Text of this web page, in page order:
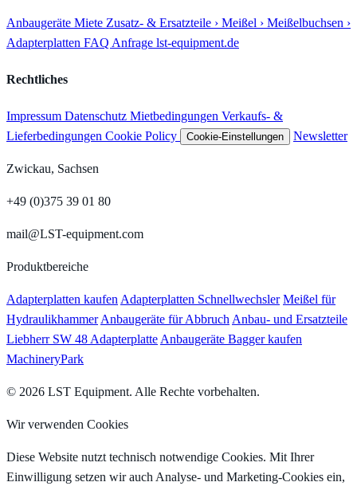
Anbaugeräte Miete Zusatz- & Ersatzteile › Meißel › Meißelbuchsen ›
Adapterplatten FAQ Anfrage lst-equipment.de
Rechtliches
Impressum Datenschutz Mietbedingungen Verkaufs- &
Lieferbedingungen Cookie Policy Cookie-Einstellungen Newsletter
Zwickau, Sachsen
+49 (0)375 39 01 80
mail@LST-equipment.com
Produktbereiche
Adapterplatten kaufenAdapterplatten Schnellwechsler Meißel für
HydraulikhammerAnbaugeräte für AbbruchAnbau- und Ersatzteile
Liebherr SW 48 AdapterplatteAnbaugeräte Bagger kaufen
MachineryPark
© 2026 LST Equipment. Alle Rechte vorbehalten.
Wir verwenden Cookies
Diese Website nutzt technisch notwendige Cookies. Mit Ihrer
Einwilligung setzen wir auch Analyse- und Marketing-Cookies ein,